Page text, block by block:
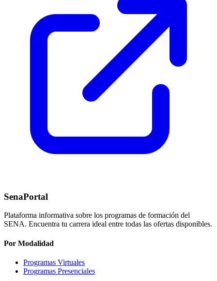
SenaPortal
Plataforma informativa sobre los programas de formación del
SENA. Encuentra tu carrera ideal entre todas las ofertas disponibles.
Por Modalidad
Programas Virtuales
Programas Presenciales